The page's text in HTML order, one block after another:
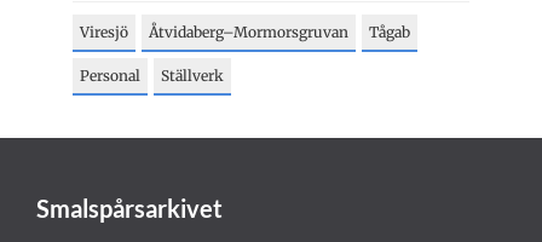
Viresjö Åtvidaberg–Mormorsgruvan Tågab
Personal Ställverk
Smalspårsarkivet